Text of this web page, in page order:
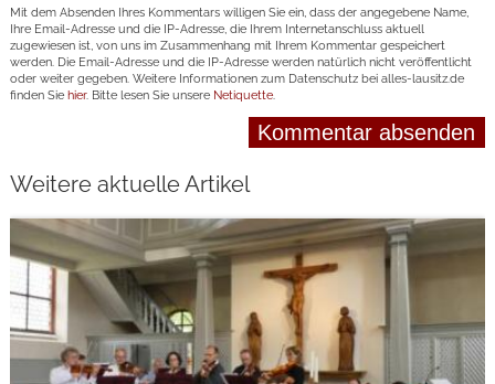
Mit dem Absenden Ihres Kommentars willigen Sie ein, dass der angegebene Name,
Ihre Email-Adresse und die IP-Adresse, die Ihrem Internetanschluss aktuell
zugewiesen ist, von uns im Zusammenhang mit Ihrem Kommentar gespeichert
werden. Die Email-Adresse und die IP-Adresse werden natürlich nicht veröffentlicht
oder weiter gegeben. Weitere Informationen zum Datenschutz bei alles-lausitz.de
finden Sie hier. Bitte lesen Sie unsere Netiquette.
Weitere aktuelle Artikel
weiterlesen